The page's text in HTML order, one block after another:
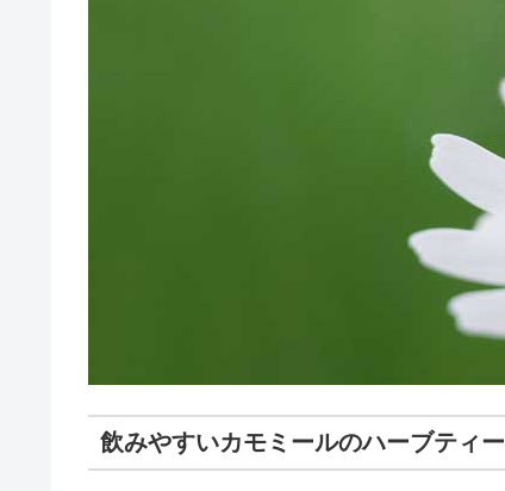
飲みやすいカモミールのハーブティー